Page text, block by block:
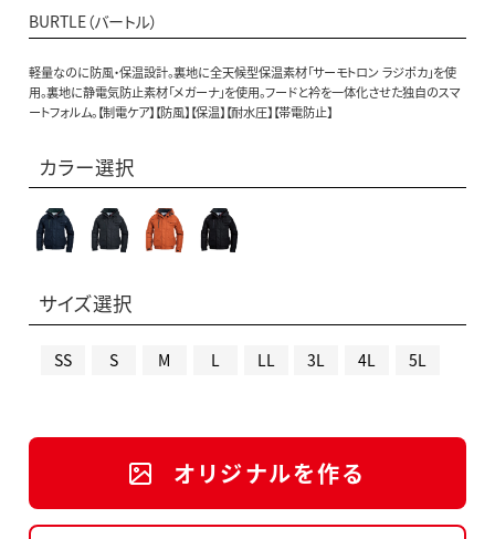
BURTLE（バートル）
軽量なのに防風・保温設計。裏地に全天候型保温素材「サーモトロン ラジポカ」を使
用。裏地に静電気防止素材「メガーナ」を使用。フードと衿を一体化させた独自のスマ
ートフォルム。【制電ケア】【防風】【保温】【耐水圧】【帯電防止】
カラー選択
サイズ選択
SS S M L LL 3L 4L 5L
オリジナルを作る